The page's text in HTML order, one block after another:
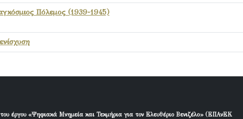
Πόλεμος (1939-1945)
έργου «Ψηφιακά Μνημεία και Τεκμήρια για τον Ελευθέριο Βενιζέλο» (ΕΠΑνΕΚ